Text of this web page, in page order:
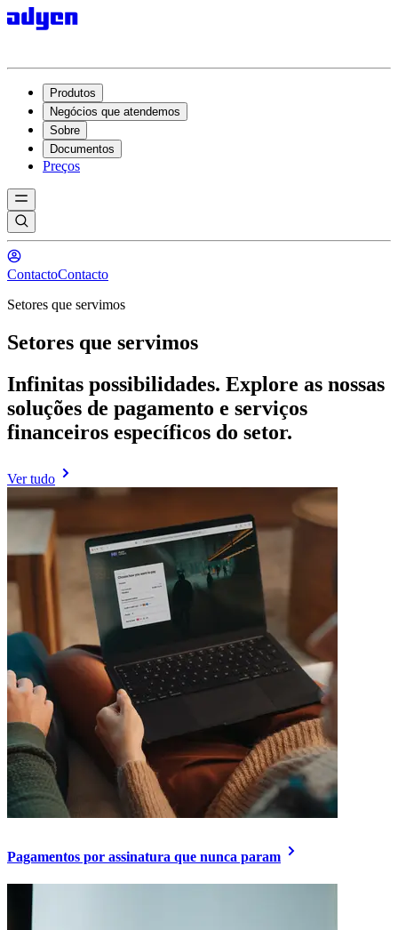
Produtos
Negócios que atendemos
Sobre
Documentos
Preços
ContactoContacto
Setores que servimos
Setores que servimos
Infinitas possibilidades. Explore as nossas
soluções de pagamento e serviços
financeiros específicos do setor.
Ver tudo
Pagamentos por assinatura que nunca param